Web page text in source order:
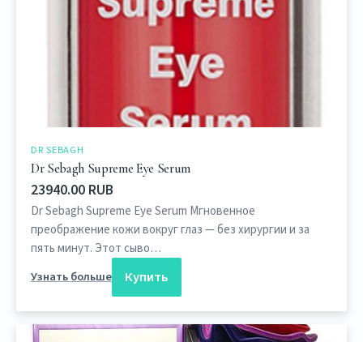
DR SEBAGH
Dr Sebagh Supreme Eye Serum
23940.00 RUB
Dr Sebagh Supreme Eye Serum Мгновенное
преображение кожи вокруг глаз — без хирургии и за
пять минут. Этот сыво…
Узнать больше
Купить